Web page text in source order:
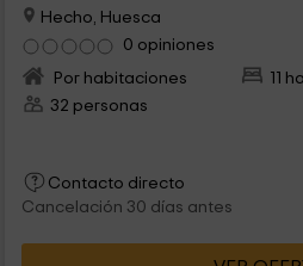
Hecho, Huesca
0 opiniones
Por habitaciones
11
32 personas
Contacto directo
Cancelación 30 días antes